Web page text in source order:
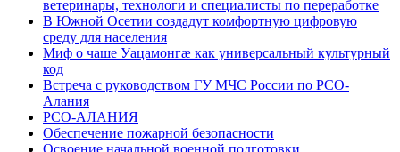
ветеринары, технологи и специалисты по переработке
В Южной Осетии создадут комфортную цифровую
среду для населения
Миф о чаше Уацамонгæ как универсальный культурный
код
Встреча с руководством ГУ МЧС России по РСО-
Алания
РСО-АЛАНИЯ
Обеспечение пожарной безопасности
Освоение начальной военной подготовки